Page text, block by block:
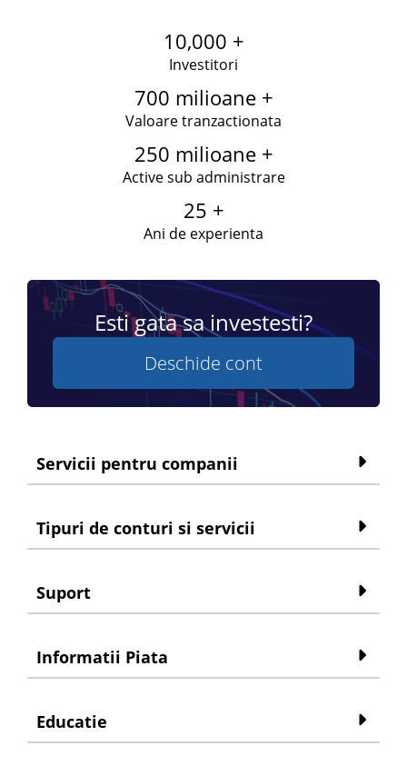
10,000 +
Investitori
700 milioane +
Valoare tranzactionata
250 milioane +
Active sub administrare
25 +
Ani de experienta
Esti gata sa investesti?
Deschide cont
Servicii pentru companii
Tipuri de conturi si servicii
Suport
Informatii Piata
Educatie